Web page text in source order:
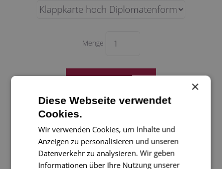
Menge
Eine wunderschöne Karte zur Geburt oder zur
Taufe. Mit der Blindprägung des Storches und
dem zarten Rahmen ist die Karte edel und
raffiniert gestaltet.
×
Diese Webseite verwendet
Cookies.
Wir verwenden Cookies, um Inhalte und
Anzeigen zu personalisieren und unseren
Datenverkehr zu analysieren. Wir geben
Informationen über Ihre Nutzung unserer